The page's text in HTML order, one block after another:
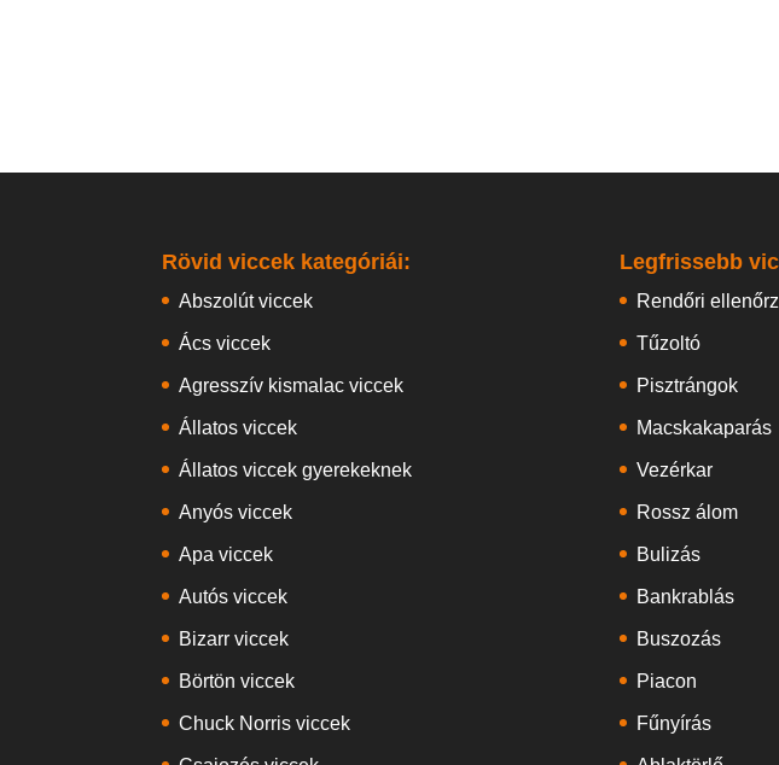
Rövid viccek kategóriái:
Abszolút viccek
Ács viccek
Agresszív kismalac viccek
Állatos viccek
Állatos viccek gyerekeknek
Anyós viccek
Apa viccek
Autós viccek
Bizarr viccek
Börtön viccek
Chuck Norris viccek
Legfrissebb
Rendőri
Tűzoltó
Pisztrángok
Macskakaparás
Vezérkar
Rossz álom
Bulizás
Bankrablás
Buszozás
Piacon
Fűnyírás